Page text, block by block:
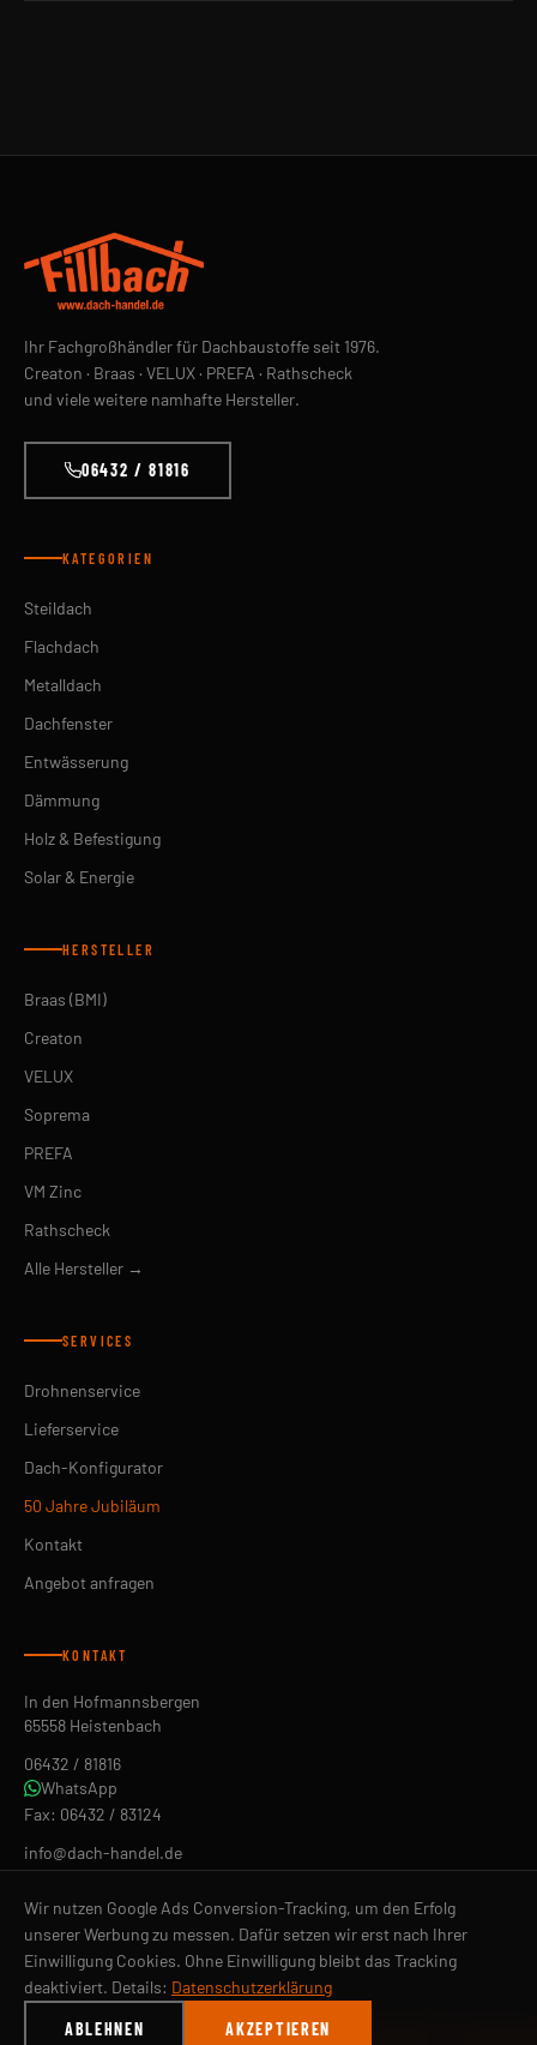
Ihr Fachgroßhändler für Dachbaustoffe seit 1976.
Creaton · Braas · VELUX · PREFA · Rathscheck
und viele weitere namhafte Hersteller.
06432 / 81816
KATEGORIEN
Steildach
Flachdach
Metalldach
Dachfenster
Entwässerung
Dämmung
Holz & Befestigung
Solar & Energie
HERSTELLER
Braas (BMI)
Creaton
VELUX
Soprema
PREFA
VM Zinc
Rathscheck
Alle Hersteller →
SERVICES
Drohnenservice
Lieferservice
Dach-Konfigurator
50 Jahre Jubiläum
Kontakt
Angebot anfragen
KONTAKT
In den Hofmannsbergen
65558 Heistenbach
06432 / 81816
WhatsApp
Fax: 06432 / 83124
info@dach-handel.de
ÖFFNUNGSZEITEN
Mo–Fr 07:30–12:00 Uhr
Mo–Fr 13:00–17:00 Uhr
Impressum DatenschutzAGBCookie-Einstellungen
Wir nutzen Google Ads Conversion-Tracking, um den Erfolg
unserer Werbung zu messen. Dafür setzen wir erst nach Ihrer
Einwilligung Cookies. Ohne Einwilligung bleibt das Tracking
deaktiviert. Details: Datenschutzerklärung
ABLEHNEN AKZEPTIEREN